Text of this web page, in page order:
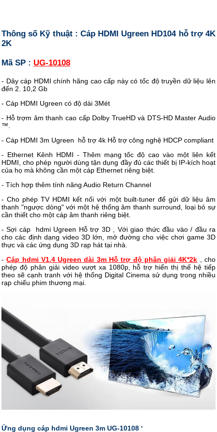
Thông số Kỹ thuật : Cáp HDMI Ugreen HD104 hỗ trợ 4K
2K
Mã SP : UG-10108
- Dây cáp HDMI chính hãng cao cấp này có tốc độ truyền dữ liệu lên
đến 2. 10,2 Gb
- Cáp HDMI Ugreen có độ dài 3Mét
- Hỗ trợm âm thanh cao cấp Dolby TrueHD và DTS-HD Master Audio
™.
- Cáp HDMI 3m Ugreen hỗ trợ 4k Hỗ trợ công nghệ HDCP compliant
- Ethernet Kênh HDMI - Thêm mạng tốc độ cao vào một liên kết
HDMI, cho phép người dùng tận dụng đầy đủ các thiết bị IP-kích hoạt
của họ mà không cần một cáp Ethernet riêng biệt.
- Tích hợp thêm tính năng Audio Return Channel
- Cho phép TV HDMI kết nối với một built-tuner để gửi dữ liệu âm
thanh "ngược dòng" với một hệ thống âm thanh surround, loại bỏ sự
cần thiết cho một cáp âm thanh riêng biệt.
- Sợi cáp hdmi Ugreen Hỗ trợ 3D , Với giao thức đầu vào / đầu ra
cho các định dạng video 3D lớn, mở đường cho việc chơi game 3D
thực và các ứng dụng 3D rạp hát tại nhà.
-Cáp hdmi V1.4 Ugreen dài 3m Hỗ trợ độ phân giải 4K*2k , cho
phép độ phân giải video vượt xa 1080p, hỗ trợ hiển thị thế hệ tiếp
theo sẽ cạnh tranh với hệ thống Digital Cinema sử dụng trong nhiều
rạp chiếu phim thương mại.
Ứng dụng cáp hdmi Ugreen 3m UG-10108 ‘